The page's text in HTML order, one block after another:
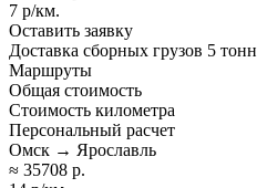
7 р/км.
Оставить заявку
Доставка сборных грузов 5 тонн
Маршруты
Общая стоимость
Стоимость километра
Персональный расчет
Омск → Ярославль
≈ 35708 р.